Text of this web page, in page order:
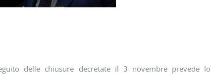
delle chiusure decretate il 3 novembre prevede lo